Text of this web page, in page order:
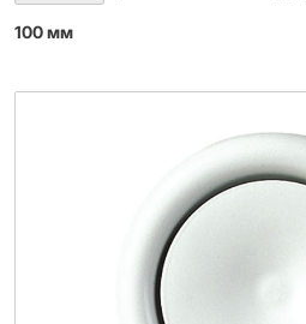
100 мм